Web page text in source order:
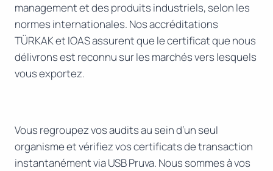
management et des produits industriels, selon les
normes internationales. Nos accréditations
TÜRKAK et IOAS assurent que le certificat que nous
délivrons est reconnu sur les marchés vers lesquels
vous exportez.
Vous regroupez vos audits au sein d’un seul
organisme et vérifiez vos certificats de transaction
instantanément via USB Pruva. Nous sommes à vos